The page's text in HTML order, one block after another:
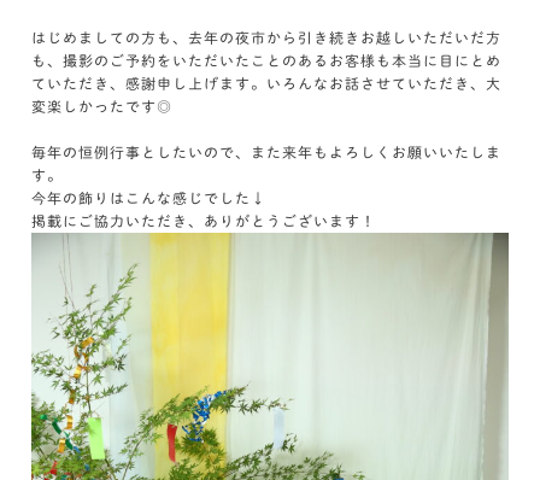
はじめましての方も、去年の夜市から引き続きお越しいただいだ方
も、撮影のご予約をいただいたことのあるお客様も本当に目にとめ
ていただき、感謝申し上げます。いろんなお話させていただき、大
変楽しかったです◎
毎年の恒例行事としたいので、また来年もよろしくお願いいたしま
す。
今年の飾りはこんな感じでした↓
掲載にご協力いただき、ありがとうございます！